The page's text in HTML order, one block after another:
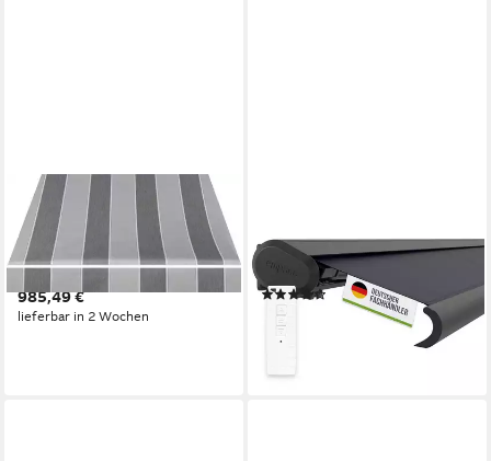
SPETTMANN
Halbkassettenmarkise SKY
FIX 250 cm Breite, 200 cm
Ausfall, Volant gewellt
985,49 €
lieferbar in 2 Wochen
Markise Vollkassettenmarkise
elektrisch
(4)
ab 989,99 €
lieferbar - in 6-7 Werktagen bei dir